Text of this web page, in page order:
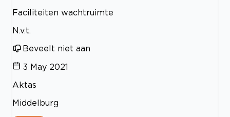
Faciliteiten wachtruimte
N.v.t.
Beveelt niet aan
3 May 2021
Aktas
Middelburg